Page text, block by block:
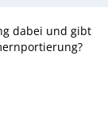
dabei und gibt